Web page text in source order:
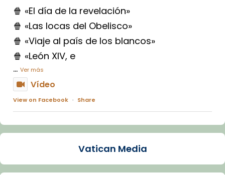
🍿 «El día de la revelación»
🍿 «Las locas del Obelisco»
🍿 «Viaje al país de los blancos»
🍿 «León XIV, e
... Ver más
Vídeo
View on Facebook · Share
Arquebisbat de Barcelona
La Carmina va patir depressió. Fa gairebé
dos mesos, a l'Estadi Lluís Companys, la
Vatican Media